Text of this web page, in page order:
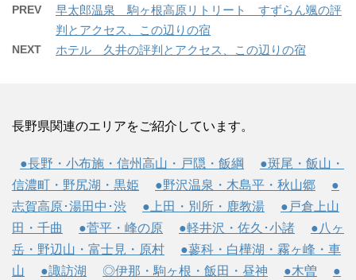
PREV
早太郎温泉 駒ヶ根高原リトリート すずらん颯の評
判とアクセス、この辺りの宿
NEXT ホテル 久井の評判とアクセス、この辺りの宿
長野県関連のエリアをご紹介しています。
●長野・小布施・信州高山・戸隠・飯綱
●斑尾・飯山・
信濃町・野尻湖・黒姫
●野沢温泉・木島平・秋山郷
●
志賀高原･湯田中･渋
●上田・別所・鹿教湯
●戸倉上山
田・千曲
●菅平・峰の原 ●軽井沢・佐久･小諸
●八ヶ
岳・野辺山・富士見・原村
●蓼科・白樺湖・霧ヶ峰・車
山
●諏訪湖 ◎伊那・駒ヶ根・飯田・昼神 ●木曽
●